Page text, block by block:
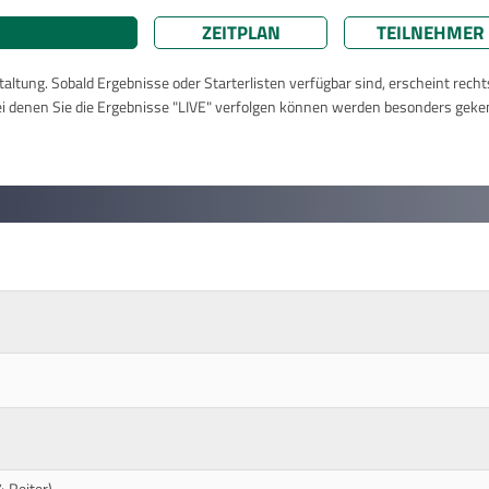
ZEITPLAN TEILNEHMER
Sobald Ergebnisse oder Starterlisten verfügbar sind, erscheint
Sie die Ergebnisse "LIVE" verfolgen können werden besonders